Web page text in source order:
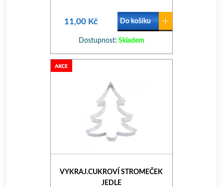
11,00 Kč Do košíku
Dostupnost: Skladem
VYKRAJ.CUKROVÍ STROMEČEK
JEDLE